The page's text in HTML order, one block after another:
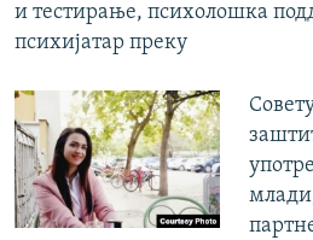
и тестирање, психолошка
психијатар преку